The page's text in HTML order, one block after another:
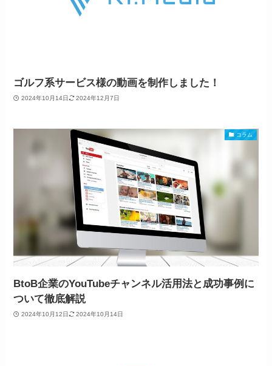
ゴルフ系サービス様の動画を制作しました！
2024年10月14日 2024年12月7日
コラム
BtoB企業のYouTubeチャンネル活用法と成功事例に
ついて徹底解説
2024年10月12日 2024年10月14日